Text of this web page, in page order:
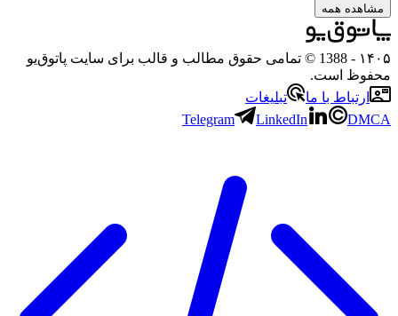
مشاهده همه
۱۴۰۵
- 1388 © تمامی حقوق مطالب و قالب برای سایت پاتوق‌یو
محفوظ است.
ارتباط با ما
تبلیغات
Telegram
LinkedIn DMCA